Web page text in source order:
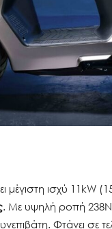
μέγιστη ισχύ 11kW
. Με υψηλή ροπή
Φτάνει σε